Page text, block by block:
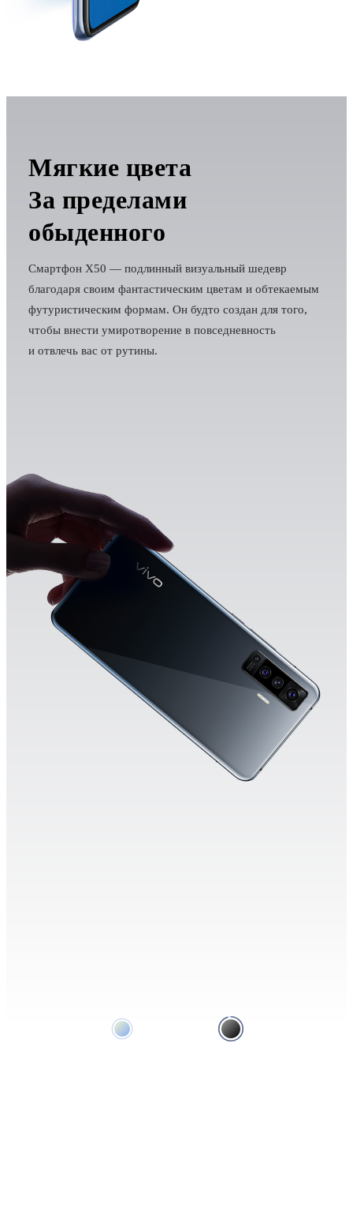
Мягкие цвета
За пределами
обыденного
Смартфон X50 — подлинный визуальный шедевр
благодаря своим фантастическим цветам и обтекаемым
футуристическим формам. Он будто создан для того,
чтобы внести умиротворение в повседневность
и отвлечь вас от рутины.